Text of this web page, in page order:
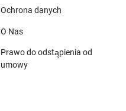
Ochrona danych
O Nas
Prawo do odstąpienia od
umowy